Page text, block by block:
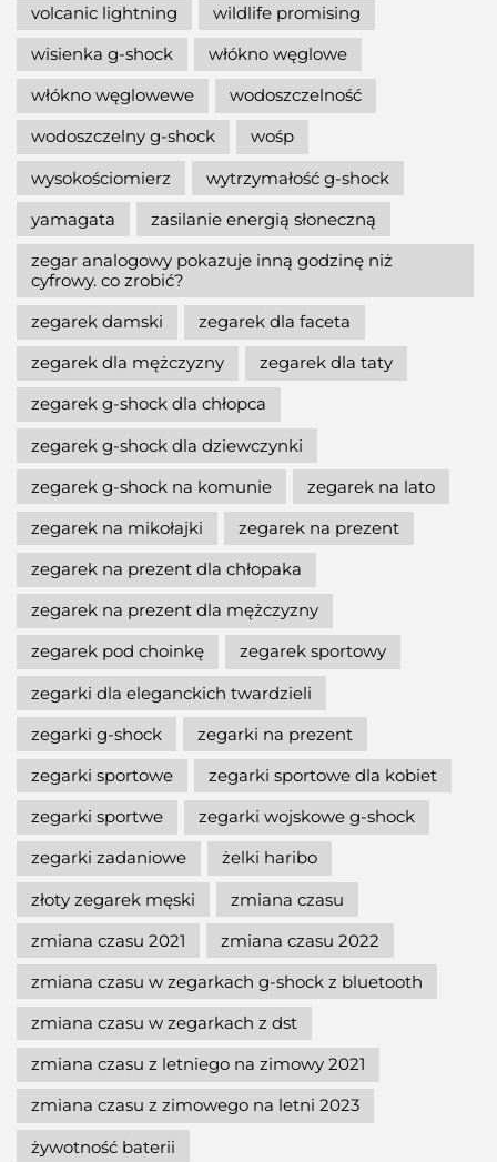
volcanic lightning
wildlife promising
wisienka g-shock
włókno węglowe
włókno węglowewe
wodoszczelność
wodoszczelny g-shock
wośp
wysokościomierz
wytrzymałość g-shock
yamagata
zasilanie energią słoneczną
zegar analogowy pokazuje inną godzinę niż
cyfrowy. co zrobić?
zegarek damski
zegarek dla faceta
zegarek dla mężczyzny
zegarek dla taty
zegarek g-shock dla chłopca
zegarek g-shock dla dziewczynki
zegarek g-shock na komunie
zegarek na lato
zegarek na mikołajki
zegarek na prezent
zegarek na prezent dla chłopaka
zegarek na prezent dla mężczyzny
zegarek pod choinkę
zegarek sportowy
zegarki dla eleganckich twardzieli
zegarki g-shock
zegarki na prezent
zegarki sportowe
zegarki sportowe dla kobiet
zegarki sportwe
zegarki wojskowe g-shock
zegarki zadaniowe
żelki haribo
złoty zegarek męski
zmiana czasu
zmiana czasu 2021
zmiana czasu 2022
zmiana czasu w zegarkach g-shock z bluetooth
zmiana czasu w zegarkach z dst
zmiana czasu z letniego na zimowy 2021
zmiana czasu z zimowego na letni 2023
żywotność baterii